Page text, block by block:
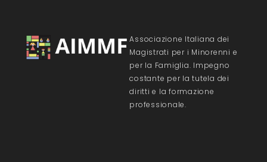
Associazione Italiana dei
Magistrati per i Minorenni e
per la Famiglia. Impegno
costante per la tutela dei
diritti e la formazione
professionale.